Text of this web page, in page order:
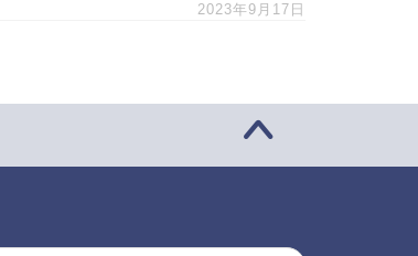
2023年9月17日